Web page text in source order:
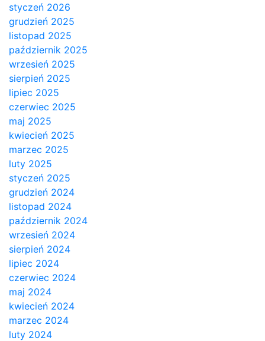
styczeń 2026
grudzień 2025
listopad 2025
październik 2025
wrzesień 2025
sierpień 2025
lipiec 2025
czerwiec 2025
maj 2025
kwiecień 2025
marzec 2025
luty 2025
styczeń 2025
grudzień 2024
listopad 2024
październik 2024
wrzesień 2024
sierpień 2024
lipiec 2024
czerwiec 2024
maj 2024
kwiecień 2024
marzec 2024
luty 2024